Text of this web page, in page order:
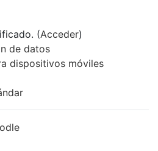
(Acceder)
de datos
dispositivos móviles